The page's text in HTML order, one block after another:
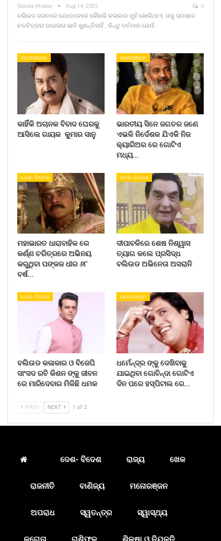
Sakala Khabar Aug 14, 2025 0
ବଲିଉଡ ଜଗତରେ ଯେତେବେଳେ କୌଣସି କଳାକାର ମୁହଁ ଖୋଲିଥାଏ, ତାକୁ ସମସ୍ତେ
ଚଳଚିତ୍ରର ଡାଇଲଗ ଭାବି ଶୁଣନ୍ତିନାହିଁ , କିନ୍ତୁ ବର୍ତମାନ ଯେଉଁ…
ମନୋରଞ୍ଜନ
କାହିଁକି ଅଚାନକ ବିବାଦ ଘେରକୁ
ଆସିଲେ ଗାୟକ କୁମାର ସାନୁ
ମନୋରଞ୍ଜନ
ଭାରତୀୟ ସିନେ ଜଗତର ଜଣେ
ଏଭଳି ନିର୍ଦେଶକ ଯିଏକି ନିଜ
କ୍ୟାରିଅର ରେ ଗୋଟିଏ
ମଧ୍ୟ…
ଦେଶ- ବିଦେଶ
ମହାଭାରତ ଧାରାବାହିକ ରେ
କର୍ଣ୍ଣ ଚରିତ୍ରରେ ଅଭିନୟ
କରୁଥିବା ପଙ୍କଜ ଧୀର ୬୮
ବର୍ଷ…
ଦେଶ- ବିଦେଶ
ଦୀପାବଳିରେ ଶେଷ ନିଶ୍ୱାସ
ତ୍ୟାଗ କଲେ ପ୍ରସିଦ୍ଧ
ବଲିଉଡ ଅଭିନେତା ଅସରାନି
ଦେଶ- ବିଦେଶ
ବଲିଉଡ କଳାକାର ଓ ବିଜେପି
ସାଂସଦ ରବି କିଶନ ଙ୍କୁ ଜୀବନ
ରେ ମାରିଦେବାର ମିଳିଛି ଧମକ
ମନୋରଞ୍ଜନ
ଧର୍ମେନ୍ଦ୍ର ଙ୍କୁ ଦେଖିବାକୁ
ଯାଇଥିବା ଗୋବିନ୍ଦା ଗୋଟିଏ
ଦିନ ପରେ ହସ୍ପିଟାଲ ରେ…
PREV NEXT 1 of 2
ଦେଶ- ବିଦେଶ ରାଜ୍ୟ ଖେଳ
ରାଜନୀତି ବାଣିଜ୍ୟ ମନୋରଞ୍ଜନ
ଅପରାଧ ସ୍ୱତନ୍ତ୍ର ସ୍ୱାସ୍ଥ୍ୟ